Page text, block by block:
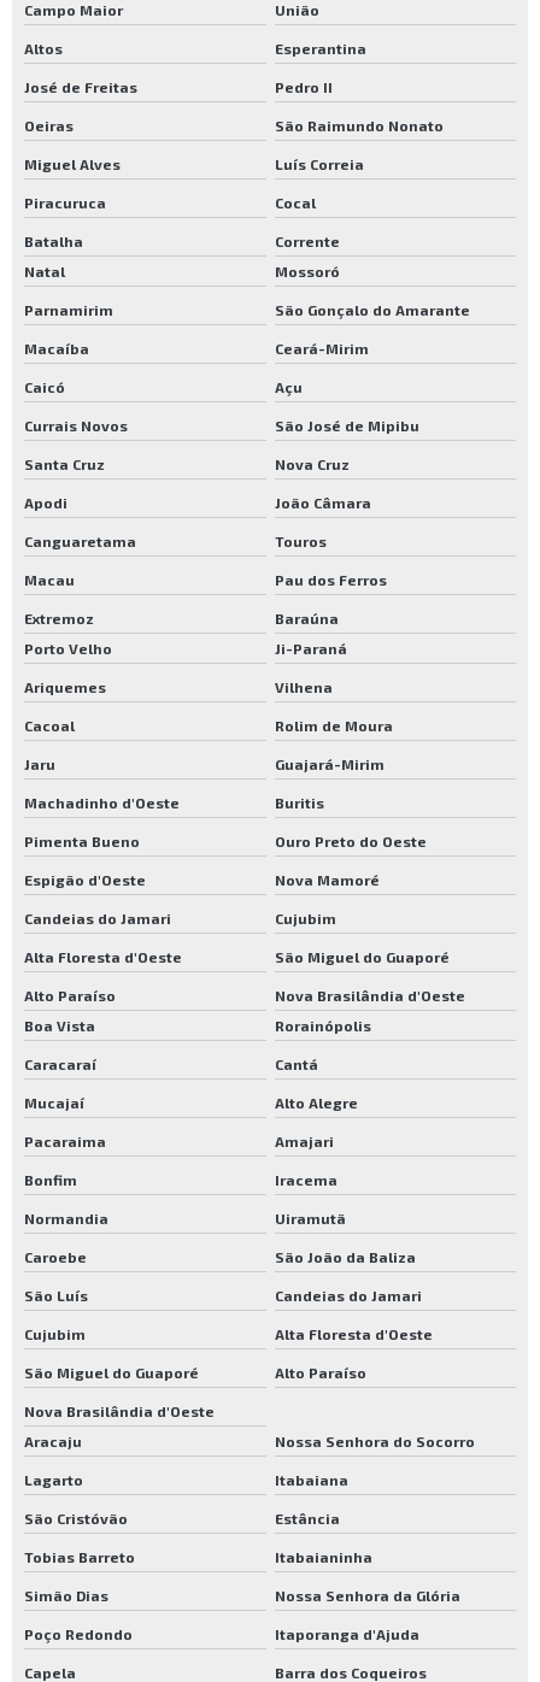
Campo Maior União
Altos Esperantina
José de Freitas Pedro II
Oeiras São Raimundo Nonato
Miguel Alves Luís Correia
Piracuruca Cocal
Batalha
Corrente
Natal
Mossoró
Parnamirim São Gonçalo do Amarante
Macaíba Ceará-Mirim
Caicó Açu
Currais Novos São José de Mipibu
Santa Cruz Nova Cruz
Apodi João Câmara
Canguaretama Touros
Macau Pau dos Ferros
Extremoz
Baraúna
Porto Velho
Ji-Paraná
Ariquemes Vilhena
Cacoal Rolim de Moura
Jaru Guajará-Mirim
Machadinho d'Oeste Buritis
Pimenta Bueno Ouro Preto do Oeste
Espigão d'Oeste Nova Mamoré
Candeias do Jamari Cujubim
Alta Floresta d'Oeste São Miguel do Guaporé
Alto Paraíso
Nova Brasilândia d'Oeste
Boa Vista
Rorainópolis
Caracaraí Cantá
Mucajaí Alto Alegre
Pacaraima Amajari
Bonfim Iracema
Normandia Uiramutã
Caroebe São João da Baliza
São Luís Candeias do Jamari
Cujubim Alta Floresta d'Oeste
São Miguel do Guaporé Alto Paraíso
Nova Brasilândia d'Oeste
Aracaju
Nossa Senhora do Socorro
Lagarto Itabaiana
São Cristóvão Estância
Tobias Barreto Itabaianinha
Simão Dias Nossa Senhora da Glória
Poço Redondo Itaporanga d'Ajuda
Capela Barra dos Coqueiros